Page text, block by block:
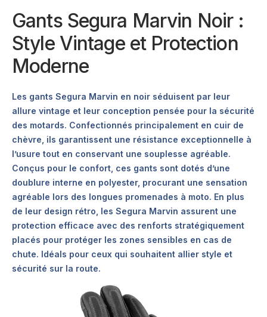
Gants Segura Marvin Noir :
Style Vintage et Protection
Moderne
Les gants Segura Marvin en noir séduisent par leur
allure vintage et leur conception pensée pour la sécurité
des motards. Confectionnés principalement en cuir de
chèvre, ils garantissent une résistance exceptionnelle à
l’usure tout en conservant une souplesse agréable.
Conçus pour le confort, ces gants sont dotés d’une
doublure interne en polyester, procurant une sensation
agréable lors des longues promenades à moto. En plus
de leur design rétro, les Segura Marvin assurent une
protection efficace avec des renforts stratégiquement
placés pour protéger les zones sensibles en cas de
chute. Idéals pour ceux qui souhaitent allier style et
sécurité sur la route.